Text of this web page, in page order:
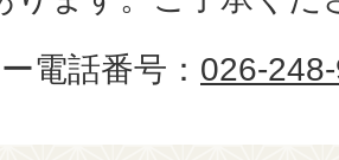
電話番号： 026-